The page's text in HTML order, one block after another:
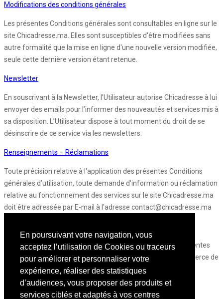
En poursuivant votre navigation, vous
acceptez l’utilisation de Cookies ou traceurs
pour améliorer et personnaliser votre
expérience, réaliser des statistiques
d’audiences, vous proposer des produits et
services ciblés et adaptés à vos centres
Modifications des conditions générales
Les présentes Conditions générales sont consultables en ligne sur le
site Chicadresse.ma. Elles sont susceptibles d'être modifiées sans
autre formalité que la mise en ligne d'une nouvelle version modifiée,
seule cette dernière version étant retenue.
Newsletter
En souscrivant à la Newsletter, l’Utilisateur autorise Chicadresse à lui
envoyer des emails pour l’informer des nouveautés et services mis à
sa disposition. L’Utilisateur dispose à tout moment du droit de se
désinscrire de ce service via les newsletters.
Renseignements – Réclamations
Toute précision relative à l'application des présentes Conditions
générales d’utilisation, toute demande d'information ou réclamation
relative au fonctionnement des services sur le site Chicadresse.ma
doit être adressée par E-mail à l'adresse contact@chicadresse.ma
Tout litige portant sur l'interprétation ou l'exécution des présentes
sera soumis à la compétence exclusive du Tribunal de Commerce de
Casablanca, la loi marocaine étant applicable au fond et à la
procédure.